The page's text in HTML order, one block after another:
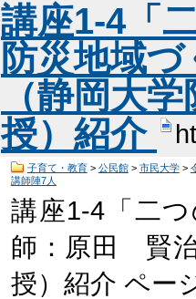
講座1-4「
防災地域
（静岡大
授）紹介
子育て・教育> 公民館> 市民大学>
講師陣7人
講座1-4「二
師：原田 賢
授）紹介 ペー